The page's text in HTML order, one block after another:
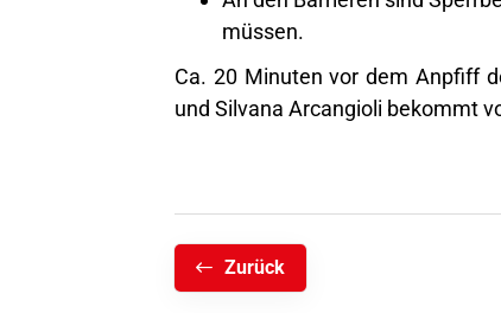
müssen.
Ca. 20 Minuten vor dem Anpfiff
und Silvana Arcangioli bekommt
Zurück